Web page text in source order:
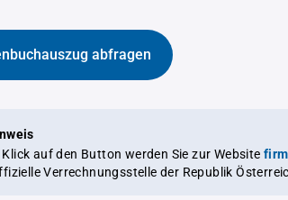
abfragen
Klick auf den Button werden Sie zur Website
Verrechnungsstelle der Republik